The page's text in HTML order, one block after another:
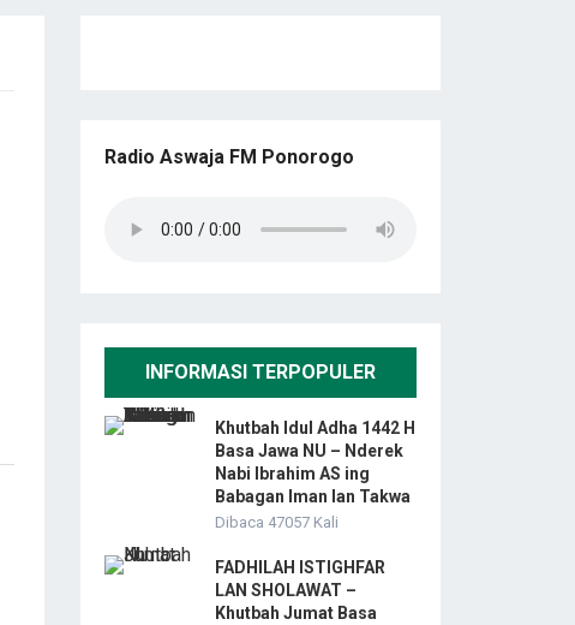
Radio Aswaja FM Ponorogo
INFORMASI TERPOPULER
Khutbah Idul Adha 1442 H
Basa Jawa NU – Nderek
Nabi Ibrahim AS ing
Babagan Iman lan Takwa
Dibaca 47057 Kali
FADHILAH ISTIGHFAR
LAN SHOLAWAT –
Khutbah Jumat Basa